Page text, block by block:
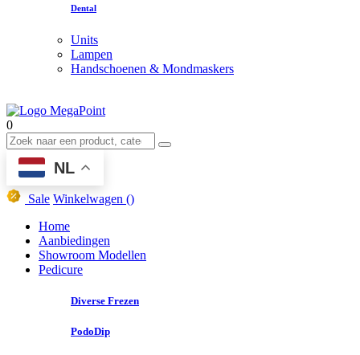
Dental
Units
Lampen
Handschoenen & Mondmaskers
0
NL
Sale Winkelwagen ()
Home
Aanbiedingen
Showroom Modellen
Pedicure
Diverse Frezen
PodoDip